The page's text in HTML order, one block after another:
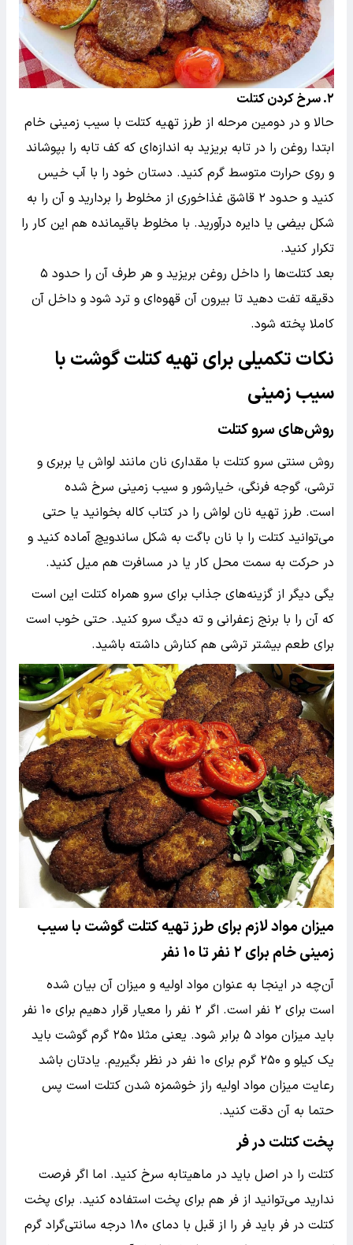
۲. سرخ کردن کتلت
حالا و در دومین مرحله از طرز تهیه کتلت با سیب زمینی خام
ابتدا روغن را در تابه بریزید به اندازه‌ای که کف تابه را بپوشاند
و روی حرارت متوسط گرم کنید. دستان خود را با آب خیس
کنید و حدود ۲ قاشق غذاخوری از مخلوط را بردارید و آن را به
شکل بیضی یا دایره درآورید. با مخلوط باقیمانده هم این کار را
تکرار کنید.
بعد کتلت‌ها را داخل روغن بریزید و هر طرف آن را حدود ۵
دقیقه تفت دهید تا بیرون آن قهوه‌ای و ترد شود و داخل آن
کاملا پخته شود.
نکات تکمیلی برای تهیه کتلت گوشت با
سیب زمینی
روش‌های سرو کتلت
روش سنتی سرو کتلت با مقداری نان مانند لواش یا بربری و
ترشی، گوجه فرنگی، خیارشور و سیب زمینی سرخ شده
است. طرز تهیه نان لواش را در کتاب کاله بخوانید یا حتی
می‌توانید کتلت را با نان باگت به شکل ساندویچ آماده کنید و
در حرکت به سمت محل کار یا در مسافرت هم میل کنید.
یگی دیگر از گزینه‌های جذاب برای سرو همراه کتلت این است
که آن را با برنج زعفرانی و ته دیگ سرو کنید. حتی خوب است
برای طعم بیشتر ترشی هم کنارش داشته باشید.
میزان مواد لازم برای طرز تهیه کتلت گوشت با سیب
زمینی خام برای ۲ نفر تا ۱۰ نفر
آن‌چه در اینجا به عنوان مواد اولیه و میزان آن بیان شده
است برای ۲ نفر است. اگر ۲ نفر را معیار قرار دهیم برای ۱۰ نفر
باید میزان مواد ۵ برابر شود. یعنی مثلا ۲۵۰ گرم گوشت باید
یک کیلو و ۲۵۰ گرم برای ۱۰ نفر در نظر بگیریم. یادتان باشد
رعایت میزان مواد اولیه راز خوشمزه شدن کتلت است پس
حتما به آن دقت کنید.
پخت کتلت در فر
کتلت را در اصل باید در ماهیتابه سرخ کنید. اما اگر فرصت
ندارید می‌توانید از فر هم برای پخت استفاده کنید. برای پخت
کتلت در فر باید فر را از قبل با دمای ۱۸۰ درجه سانتی‌گراد گرم